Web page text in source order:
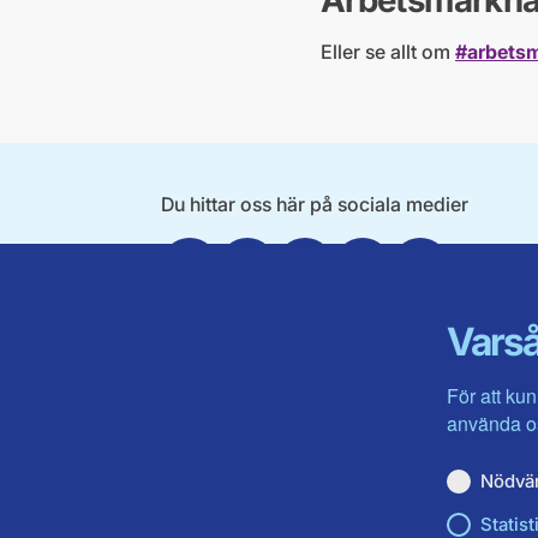
För att
använda
Eller se allt om
Du hittar oss här på sociala medier
FacebookTwitterInstagramLinkedinYoutube